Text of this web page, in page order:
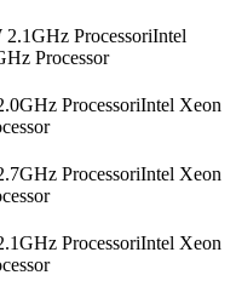
ProcessoriIntel
Processor
ProcessoriIntel Xeon
ProcessoriIntel Xeon
ProcessoriIntel Xeon